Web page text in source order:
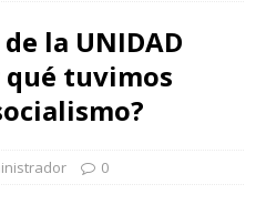
la UNIDAD
qué tuvimos
0